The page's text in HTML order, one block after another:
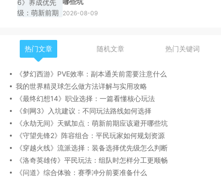
2026-08-09
热门文章 随机文章 热门关键词
《梦幻西游》PVE效率：副本通关前需要注意什么
我的世界精灵球怎么做方法详解与实用攻略
《最终幻想14》职业选择：一篇看懂核心玩法
《剑网3》入坑建议：不同玩法路线如何选择
《永劫无间》天赋加点：萌新前期应该避开哪些坑
《守望先锋2》阵容组合：平民玩家如何规划资源
《穿越火线》流派选择：装备选择优先级怎么判断
《洛奇英雄传》平民玩法：组队时怎样分工更顺畅
《问道》综合体验：赛季冲分前要准备什么